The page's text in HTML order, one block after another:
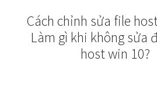
Cách chỉnh sửa file
Làm gì khi không sửa
host win 10?